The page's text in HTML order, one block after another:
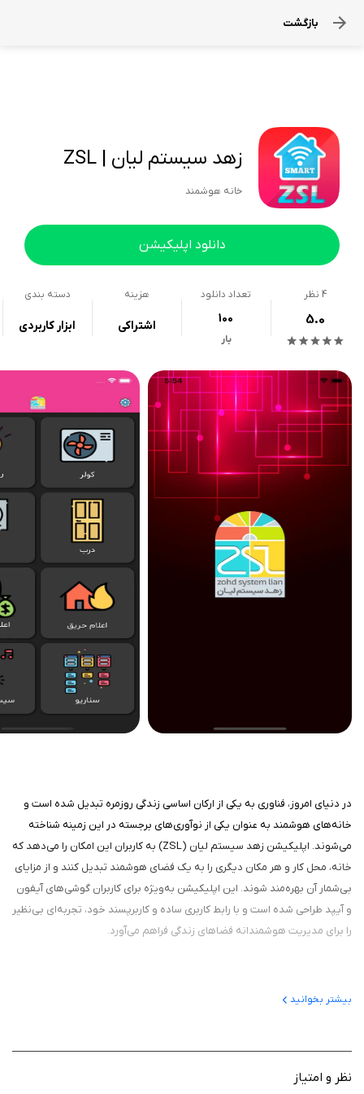
بازگشت
زهد سیستم لیان | ZSL
خانه هوشمند
دانلود اپلیکیشن
4 نظر
5.0
تعداد دانلود
100
بار
هزینه
اشتراکی
دسته بندی
ابزار کاربردی
در دنیای امروز، فناوری به یکی از ارکان اساسی زندگی روزمره تبدیل شده است و
خانه‌های هوشمند به عنوان یکی از نوآوری‌های برجسته در این زمینه شناخته
می‌شوند. اپلیکیشن زهد سیستم لیان (ZSL) به کاربران این امکان را می‌دهد که
خانه، محل کار و هر مکان دیگری را به یک فضای هوشمند تبدیل کنند و از مزایای
بی‌شمار آن بهره‌مند شوند. این اپلیکیشن به‌ویژه برای کاربران گوشی‌های آیفون
و آیپد طراحی شده است و با رابط کاربری ساده و کاربرپسند خود، تجربه‌ای بی‌نظیر
را برای مدیریت هوشمندانه فضاهای زندگی فراهم می‌آورد.
ویژگی‌های برنامه
مختلف خانه است. کاربران می‌توانند از طریق گوشی‌های خود به راحتی
روشنایی، سیستم تهویه، سیستم اعلام سرقت و سیستم اعلام حریق را
بیشتر بخوانید
نظر و امتیاز